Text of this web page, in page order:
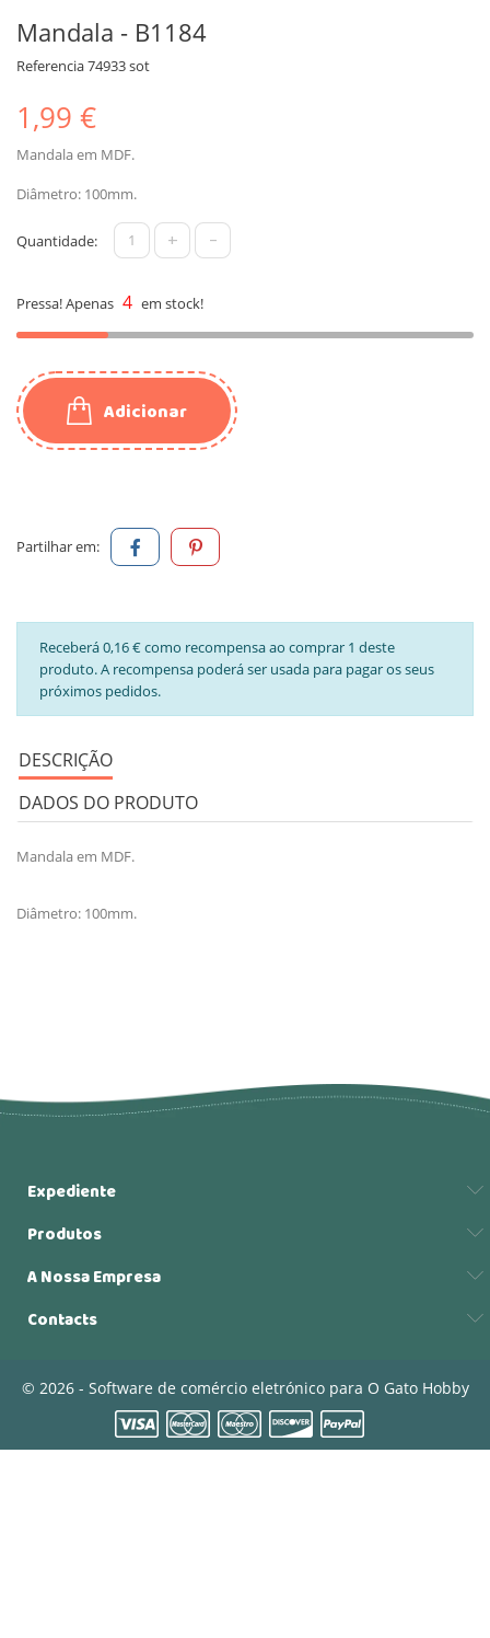
Mandala - B1184
Referencia74933 sot
1,99 €
Mandala em MDF.
Diâmetro: 100mm.
Quantidade: + -
Pressa! Apenas 4 em stock!
Adicionar
Partilhar em:
Receberá 0,16 € como recompensa ao comprar 1 deste
produto. A recompensa poderá ser usada para pagar os seus
próximos pedidos.
DESCRIÇÃO
DADOS DO PRODUTO
Mandala em MDF.
Diâmetro: 100mm.
Expediente
Produtos
A Nossa Empresa
Contacts
© 2026 - Software de comércio eletrónico para O Gato Hobby